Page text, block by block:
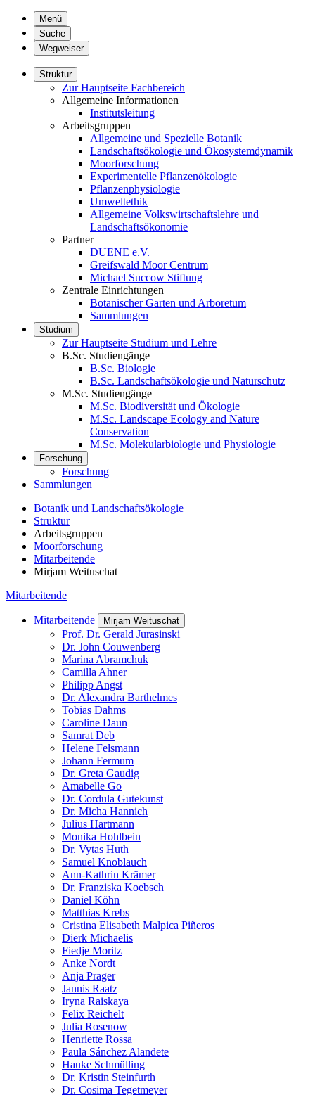
Menü
Suche
Wegweiser
Struktur
Zur Hauptseite Fachbereich
Allgemeine Informationen
Institutsleitung
Arbeitsgruppen
Allgemeine und Spezielle Botanik
Landschaftsökologie und Ökosystemdynamik
Moorforschung
Experimentelle Pflanzenökologie
Pflanzenphysiologie
Umweltethik
Allgemeine Volkswirtschaftslehre und
Landschaftsökonomie
Partner
DUENE e.V.
Greifswald Moor Centrum
Michael Succow Stiftung
Zentrale Einrichtungen
Botanischer Garten und Arboretum
Sammlungen
Studium
Zur Hauptseite Studium und Lehre
B.Sc. Studiengänge
B.Sc. Biologie
B.Sc. Landschaftsökologie und Naturschutz
M.Sc. Studiengänge
M.Sc. Biodiversität und Ökologie
M.Sc. Landscape Ecology and Nature
Conservation
M.Sc. Molekularbiologie und Physiologie
Forschung
Forschung
Sammlungen
Botanik und Landschaftsökologie
Struktur
Arbeitsgruppen
Moorforschung
Mitarbeitende
Mirjam Weituschat
Mitarbeitende
Mitarbeitende Mirjam Weituschat
Prof. Dr. Gerald Jurasinski
Dr. John Couwenberg
Marina Abramchuk
Camilla Ahner
Philipp Angst
Dr. Alexandra Barthelmes
Tobias Dahms
Caroline Daun
Samrat Deb
Helene Felsmann
Johann Fermum
Dr. Greta Gaudig
Amabelle Go
Dr. Cordula Gutekunst
Dr. Micha Hannich
Julius Hartmann
Monika Hohlbein
Dr. Vytas Huth
Samuel Knoblauch
Ann-Kathrin Krämer
Dr. Franziska Koebsch
Daniel Köhn
Matthias Krebs
Cristina Elisabeth Malpica Piñeros
Dierk Michaelis
Fiedje Moritz
Anke Nordt
Anja Prager
Jannis Raatz
Iryna Raiskaya
Felix Reichelt
Julia Rosenow
Henriette Rossa
Paula Sánchez Alandete
Hauke Schmülling
Dr. Kristin Steinfurth
Dr. Cosima Tegetmeyer